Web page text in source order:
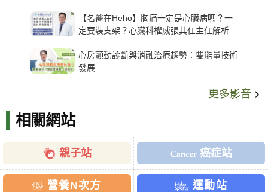
【名醫在Heho】胸痛一定是心臟病嗎？一
定要裝支架？心臟科權威張其任主任解析支
心房顫動診斷與消融治療趨勢：雙能量技術
發展
更多影音
相關網站
親子站 癌症站
營養N次方 運動站